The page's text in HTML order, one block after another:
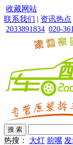
收藏网站
联系我们 | 资讯热点
2033891834 020-
热搜： 大灯 前嘴